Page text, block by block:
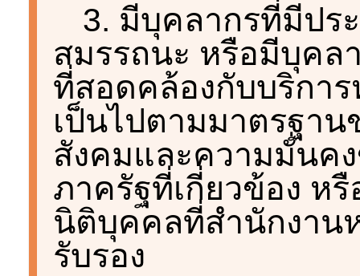
3. มีบุคลากรที่มีปร
สมรรถนะ หรือมีบุคล
ที่สอดคล้องกับบริกา
เป็นไปตามมาตรฐา
สังคมและความมั่นค
ภาครัฐที่เกี่ยวข้อง ห
นิติบุคคลที่สำนักงาน
รับรอง